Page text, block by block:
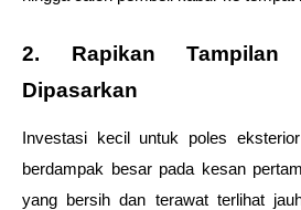
2. Rapikan Tampilan
Dipasarkan
Investasi kecil untuk poles
berdampak besar pada kesan
yang bersih dan terawat terlihat